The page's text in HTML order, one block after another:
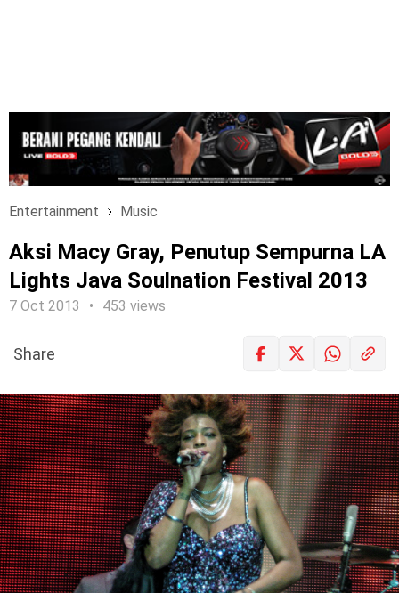
Entertainment Music
Aksi Macy Gray, Penutup Sempurna LA
Lights Java Soulnation Festival 2013
7 Oct 2013 453 views
LOGIN
Share